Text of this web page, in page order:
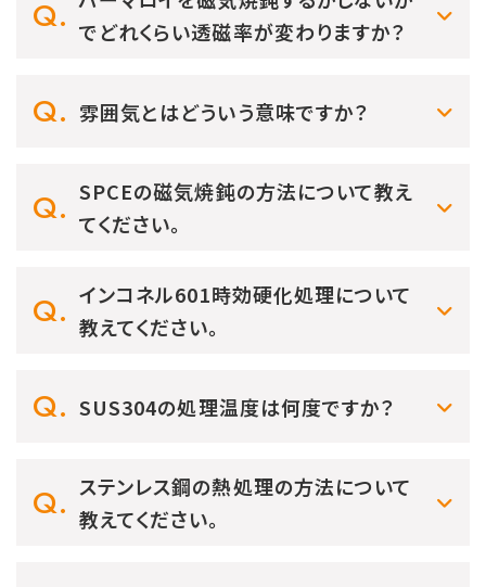
でどれくらい透磁率が変わりますか？
雰囲気とはどういう意味ですか？
SPCEの磁気焼鈍の方法について教え
てください。
インコネル601時効硬化処理について
教えてください。
SUS304の処理温度は何度ですか？
ステンレス鋼の熱処理の方法について
教えてください。